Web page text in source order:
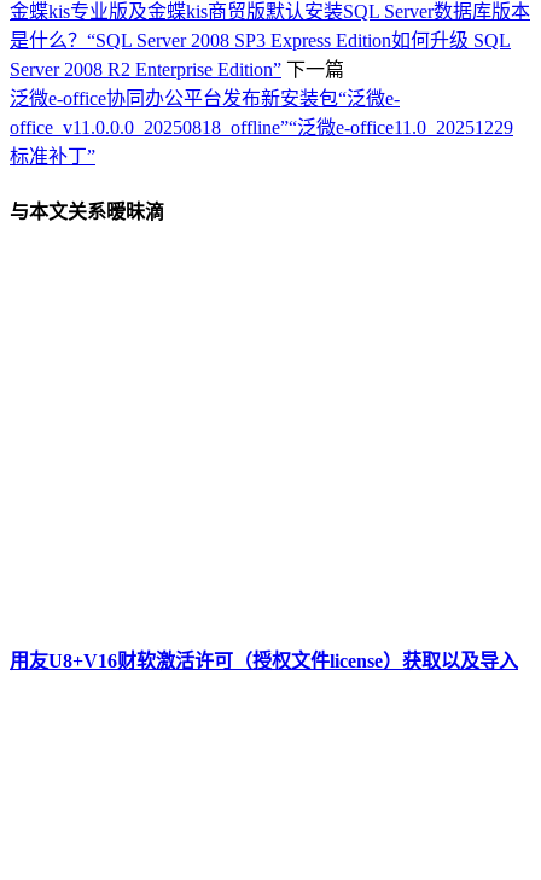
金蝶kis专业版及金蝶kis商贸版默认安装SQL Server数据库版本
是什么？“SQL Server 2008 SP3 Express Edition如何升级 SQL
Server 2008 R2 Enterprise Edition” 下一篇
泛微e-office协同办公平台发布新安装包“泛微e-
office_v11.0.0.0_20250818_offline”“泛微e-office11.0_20251229
标准补丁”
与本文关系暧昧滴
用友U8+V16财软激活许可（授权文件license）获取以及导入